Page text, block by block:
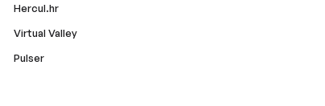
Hercul.hr
Virtual Valley
Pulser